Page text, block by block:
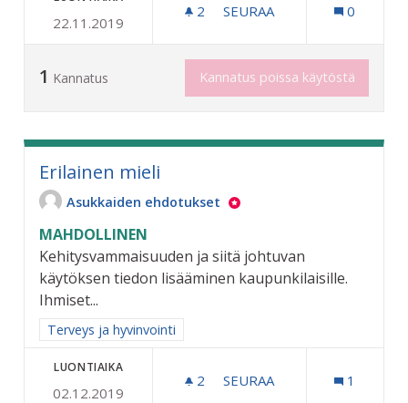
22.11.2019
2 2 SEURAAJAA
SEURAA 0
1 Kannatus Kannatus poissa käytöstä
Erilainen mieli
Asukkaiden ehdotukset
MAHDOLLINEN
Kehitysvammaisuuden ja siitä johtuvan
käytöksen tiedon lisääminen kaupunkilaisille.
Ihmiset...
Rajaa tulokset aihepiirin mukaan: Terveys ja hyvinvointi
Terveys ja hyvinvointi
LUONTIAIKA
02.12.2019
2 2 SEURAAJAA
SEURAA 1